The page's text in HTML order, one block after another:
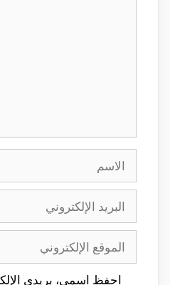
الاسم
البريد
الإلكتروني
الموقع
الإلكتروني
احفظ اسمي، بريدي